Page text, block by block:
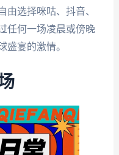
由选择咪咕、抖音、
任何一场凌晨或傍晚
盛宴的激情。